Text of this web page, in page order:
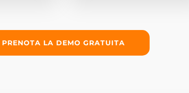
PRENOTA LA DEMO GRATUITA